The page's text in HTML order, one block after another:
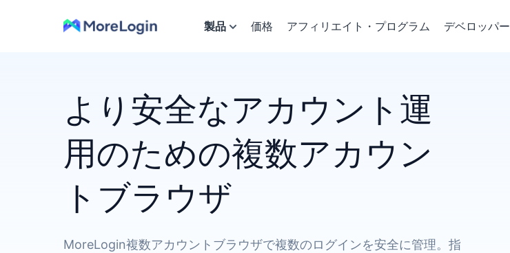
製品 価格 アフィリエイト・プログラム デベロッパー
より安全なアカウント運
用のための複数アカウン
トブラウザ
MoreLogin複数アカウントブラウザで複数のログインを安全に管理。指